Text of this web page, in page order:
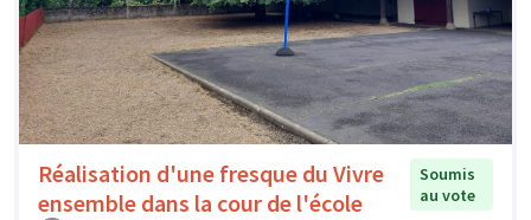
Réalisation d'une fresque du Vivre
ensemble dans la cour de l'école
Soumis
au vote